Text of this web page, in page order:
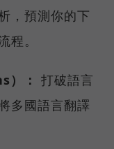
，預測你的下
程。
）： 打破語言
多國語言翻譯